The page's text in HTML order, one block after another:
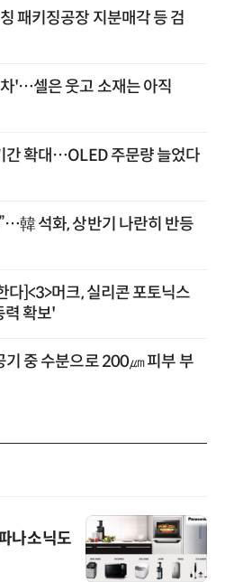
패키징공장 지분매각 등 검
'…셀은 웃고 소재는 아직
간 확대…OLED 주문량 늘었다
韓 석화, 상반기 나란히 반등
다]<3>머크, 실리콘 포토닉스
확보'
기 중 수분으로 200㎛ 피부 부
나소닉도